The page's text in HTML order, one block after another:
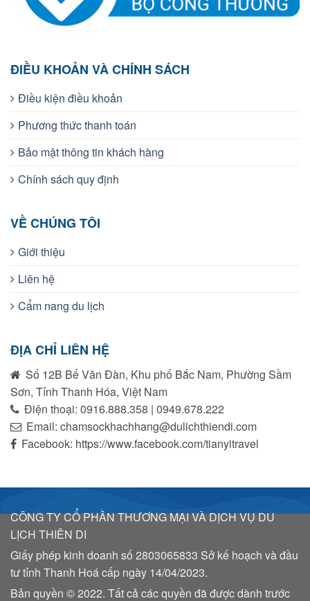
ĐIỀU KHOẢN VÀ CHÍNH SÁCH
Điều kiện điều khoản
Phương thức thanh toán
Bảo mật thông tin khách hàng
Chính sách quy định
VỀ CHÚNG TÔI
Giới thiệu
Liên hệ
Cẩm nang du lịch
ĐỊA CHỈ LIÊN HỆ
Số 12B Bế Văn Đàn, Khu phố Bắc Nam, Phường Sầm
Sơn, Tỉnh Thanh Hóa, Việt Nam
Điện thoại: 0916.888.358 | 0949.678.222
Email: chamsockhachhang@dulichthiendi.com
Facebook: https://www.facebook.com/tianyitravel
CÔNG TY CỔ PHẦN THƯƠNG MẠI VÀ DỊCH VỤ DU
LỊCH THIÊN DI
Giấy phép kinh doanh số 2803065833 Sở kế hoạch và đầu
tư tỉnh Thanh Hoá cấp ngày 14/04/2023.
Bản quyền © 2022. Tất cả các quyền đã được dành trước